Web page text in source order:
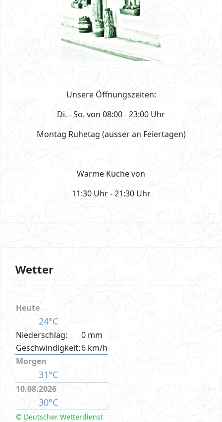
Unsere Öffnungszeiten:
Di. - So. von 08:00 - 23:00 Uhr
Montag Ruhetag (ausser an Feiertagen)
Warme Küche von
11:30 Uhr - 21:30 Uhr
Wetter
Heute
24°C
Niederschlag:
0 mm
Geschwindigkeit:6 km/h
Morgen
31°C
10.08.2026
30°C
© Deutscher Wetterdienst